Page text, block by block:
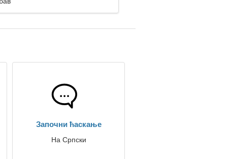
Започни ћаскање
На Српски